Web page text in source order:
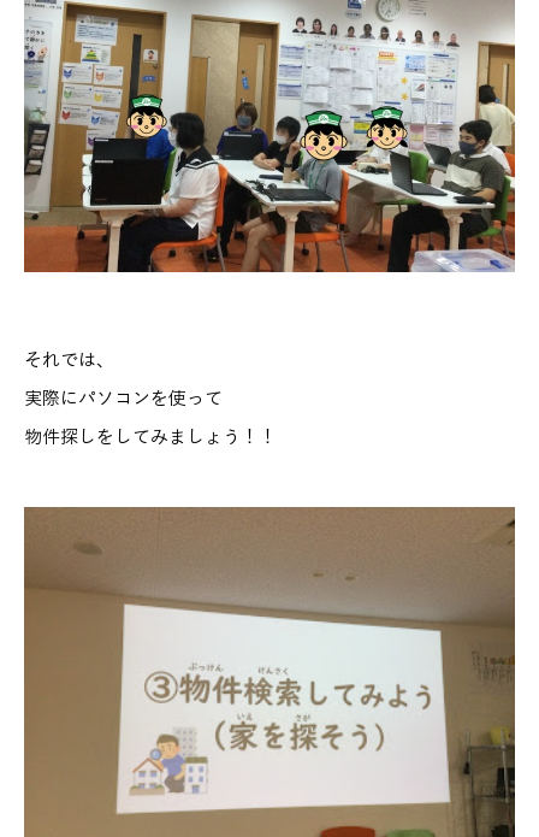
それでは、
実際にパソコンを使って
物件探しをしてみましょう！！